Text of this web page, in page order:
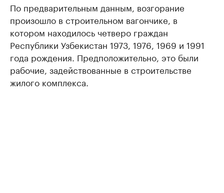
По предварительным данным, возгорание
произошло в строительном вагончике, в
котором находилось четверо граждан
Республики Узбекистан 1973, 1976, 1969 и 1991
года рождения. Предположительно, это были
рабочие, задействованные в строительстве
жилого комплекса.